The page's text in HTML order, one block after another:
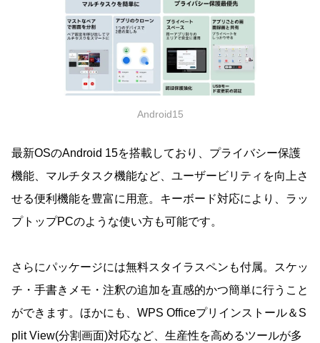
Android15
最新OSのAndroid 15を搭載しており、プライバシー保護
機能、マルチタスク機能など、ユーザービリティを向上さ
せる便利機能を豊富に用意。キーボード対応により、ラッ
プトップPCのような使い方も可能です。
さらにパッケージには無料スタイラスペンも付属。スケッ
チ・手書きメモ・注釈の追加を直感的かつ簡単に行うこと
ができます。ほかにも、WPS Officeプリインストール＆S
plit View(分割画面)対応など、生産性を高めるツールが多